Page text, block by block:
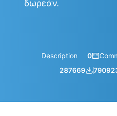
δωρεάν.
Description 0
287669